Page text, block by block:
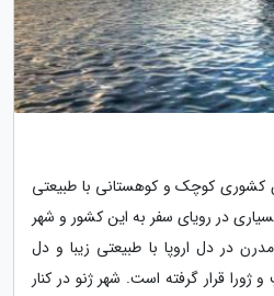
کشوری کوچک و کوهستانی با طبیعتی
در رویای سفر به این کشور و شهر
در دل اروپا با طبیعتی زیبا و دل
ژورا قرار گرفته است. شهر ژنو در کنار